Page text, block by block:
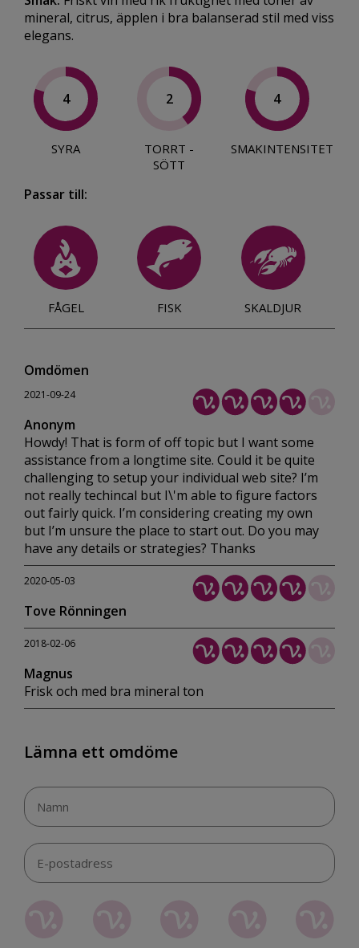
mineral, citrus, äpplen i bra balanserad stil med viss
elegans.
4
SYRA
2
TORRT -
SÖTT
4
SMAKINTENSITET
Passar till:
FÅGEL FISK SKALDJUR
Omdömen
2021-09-24
Anonym
Howdy! That is form of off topic but I want some
assistance from a longtime site. Could it be quite
challenging to setup your individual web site? I’m
not really techincal but I\'m able to figure factors
out fairly quick. I’m considering creating my own
but I’m unsure the place to start out. Do you may
have any details or strategies? Thanks
2020-05-03
Tove Rönningen
2018-02-06
Magnus
Frisk och med bra mineral ton
Lämna ett omdöme